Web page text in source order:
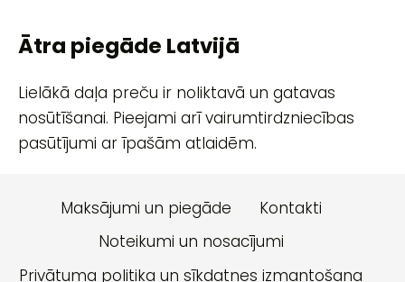
Ātra piegāde Latvijā
Lielākā daļa preču ir noliktavā un gatavas
nosūtīšanai. Pieejami arī vairumtirdzniecības
pasūtījumi ar īpašām atlaidēm.
Maksājumi un piegāde
Kontakti
Noteikumi un nosacījumi
Privātuma politika un sīkdatnes izmantošana